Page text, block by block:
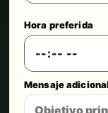
Hora preferida
Mensaje